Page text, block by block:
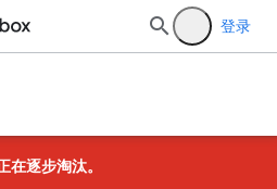
登录
逐步淘汰。